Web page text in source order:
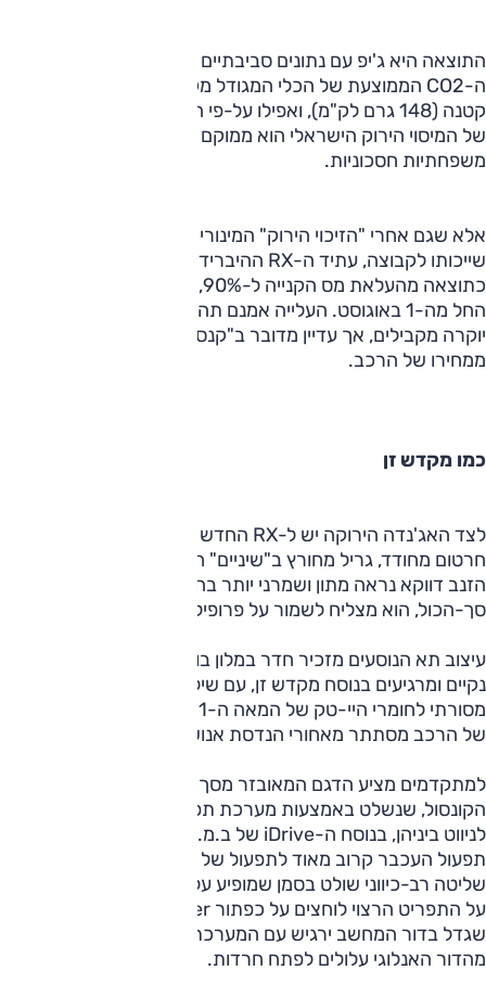
התוצאה היא ג'יפ עם נתונים סביבתיים מרשימים מאוד. פליטת
ה-‏CO2‎‏ הממוצעת של הכלי המגודל מקבילה לזו של משפחתית
קטנה (148 גרם לק"מ), ואפילו על-פי הקריטריונים המחמירים
משפחתיות חסכוניות.
אלא שגם אחרי "הזיכוי הירוק" המינורי שלו הוא זכאי בשל
שייכותו לקבוצה, עתיד ה-‏RX‏ ההיברידי לספוג חבטה קשה
כתוצאה מהעלאת מס הקנייה ל-90%, ולהתייקר משמעותית
החל מה-1 באוגוסט. העלייה אמנם תהיה פחות חדה מזו של רכבי
יוקרה מקבילים, אך עדיין מדובר ב"קנס" לא זניח שנגזר ישירות
ממחירו של הרכב.
כמו מקדש זן
‏‎‎לצד האג'נדה הירוקה יש ל-‏RX‏ החדש מראה של כריש רעב עם
חרטום מחודד, גריל מחורץ ב"שיניים" חדות, וצדודית זורמת.
הזנב דווקא נראה מתון ושמרני יותר בהשוואה לדגם היוצא.
סך-הכול, הוא מצליח לשמור על פרופיל נמוך יחסית ברחוב.
עיצוב תא הנוסעים מזכיר חדר במלון בוטיק עדכני בטוקיו. הקווים
נקיים ומרגיעים בנוסח מקדש זן, עם שילוב בין עיבוד עץ יפני
של הרכב מסתתר מאחורי הנדסת אנוש פשוטה לתפעול.
הקונסול, שנשלט באמצעות מערכת תפריטים ומין עכבר מחשב
לניווט ביניהן, בנוסח ה-‏‏iDrive‏ של ב.מ.וו. בגרסה של לקסוס,
תפעול העכבר קרוב מאוד לתפעול של עכבר מחשב אמיתי: מתג
שליטה רב-כיווני שולט בסמן שמופיע על המסך, ולאחר הצבעה
שגדל בדור המחשב ירגיש עם המערכת כמו בבית. לקוחות
מהדור האנלוגי עלולים לפתח חרדות.